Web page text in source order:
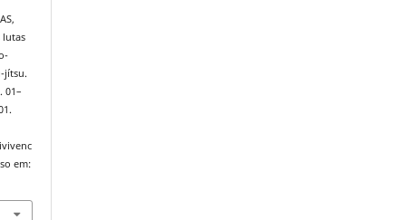
lutas
jítsu.
01–
em: